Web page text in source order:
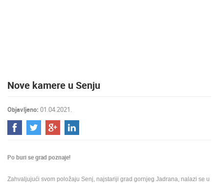
WEB
TERMS OF
USE
PRIVACY
Nove kamere u Senju
Objavljeno: 01.04.2021.
Po buri se grad poznaje!
Zahvaljujući svom položaju Senj, najstariji grad gornjeg Jadrana, nalazi se u